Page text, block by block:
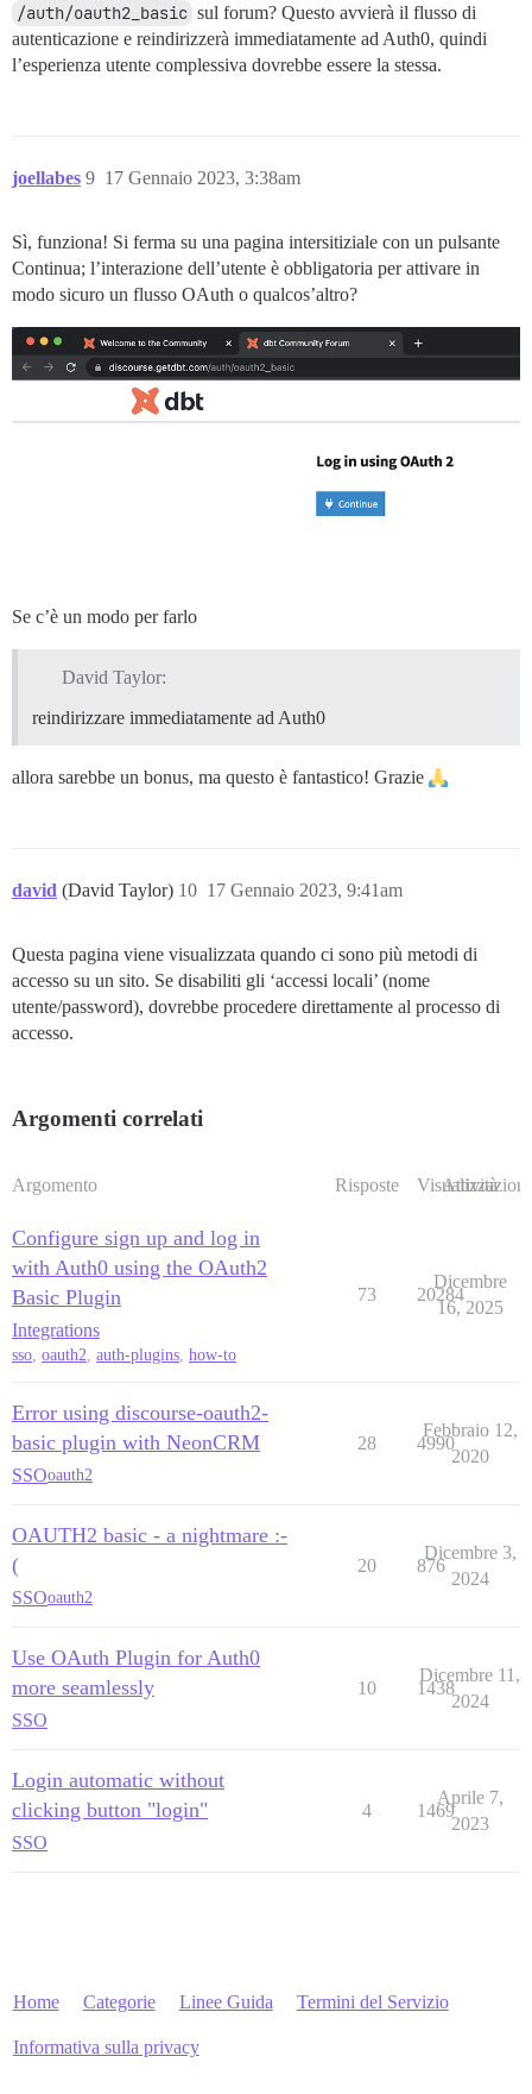
/auth/oauth2_basic sul forum? Questo avvierà il flusso di
autenticazione e reindirizzerà immediatamente ad Auth0, quindi
l’esperienza utente complessiva dovrebbe essere la stessa.
joellabes 17 Gennaio 2023, 3:38am
9
Sì, funziona! Si ferma su una pagina intersitiziale con un pulsante
Continua; l’interazione dell’utente è obbligatoria per attivare in
modo sicuro un flusso OAuth o qualcos’altro?
Se c’è un modo per farlo
David Taylor:
reindirizzare immediatamente ad Auth0
allora sarebbe un bonus, ma questo è fantastico! Grazie
david (David Taylor) 17 Gennaio 2023, 9:41am
10
Questa pagina viene visualizzata quando ci sono più metodi di
accesso su un sito. Se disabiliti gli ‘accessi locali’ (nome
utente/password), dovrebbe procedere direttamente al processo di
accesso.
Argomenti correlati
Argomento Risposte Visualizzazioni
Attività
Configure sign up and log in
with Auth0 using the OAuth2
Basic Plugin
Integrations
sso oauth2 auth-plugins how-to
73 20284
Dicembre
16, 2025
Error using discourse-oauth2-
basic plugin with NeonCRM
SSOoauth2
28 4990
Febbraio 12,
2020
OAUTH2 basic - a nightmare :-
(
SSOoauth2
20 876
Dicembre 3,
2024
Use OAuth Plugin for Auth0
more seamlessly
SSO
10 1438
Dicembre 11,
2024
Login automatic without
clicking button "login"
SSO
4 1469
Aprile 7,
2023
Home Categorie Linee Guida Termini del Servizio
Informativa sulla privacy